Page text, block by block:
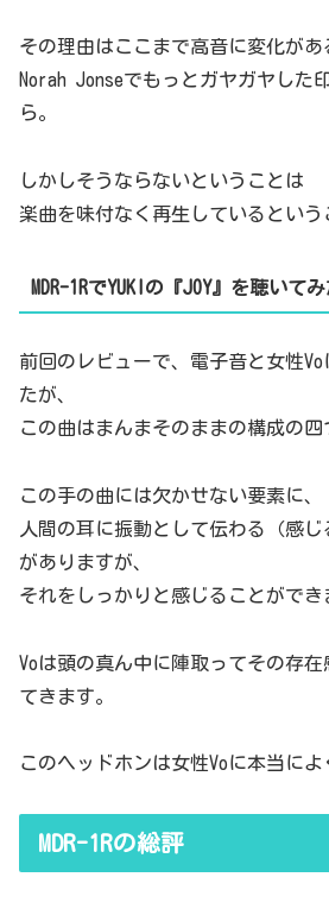
その理由はここまで高音に変化があ
Norah Jonseでもっとガヤガヤした
ら。
しかしそうならないということは
楽曲を味付なく再生しているという
MDR-1RでYUKIの『JOY』を聴いて
前回のレビューで、電子音と女性
たが、
この曲はまんまそのままの構成の四
この手の曲には欠かせない要素に、
人間の耳に振動として伝わる（感
がありますが、
それをしっかりと感じることができ
Voは頭の真ん中に陣取ってその存
てきます。
このヘッドホンは女性Voに本当によ
MDR-1Rの総評